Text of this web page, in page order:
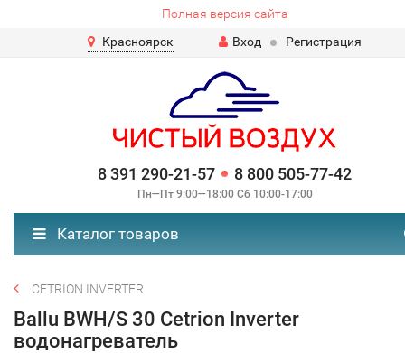
Полная версия сайта
Красноярск
Вход Регистрация
8 391 290-21-57 8 800 505-77-42
Пн—Пт 9:00—18:00 Сб 10:00-17:00
Каталог товаров
CETRION INVERTER
Ballu BWH/S 30 Cetrion Inverter
водонагреватель